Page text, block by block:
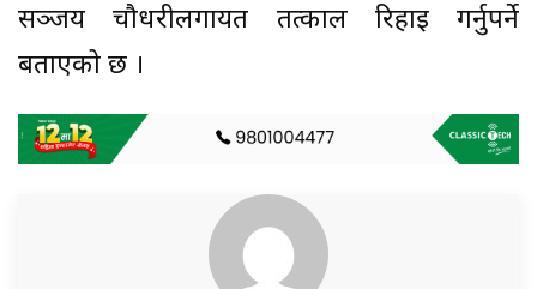
सञ्जय चौधरीलगायत तत्काल रिहाइ गर्नुपर्ने
बताएको छ ।